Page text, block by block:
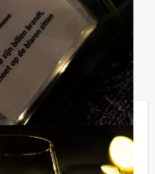
Lunchgame in Delft
p.p. excl. BTW
‐ 4 uur en 30 minuten